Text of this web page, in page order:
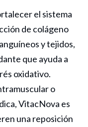
el sistema
de colágeno
y tejidos,
que ayuda a
oxidativo.
o
VitacNova es
una reposición